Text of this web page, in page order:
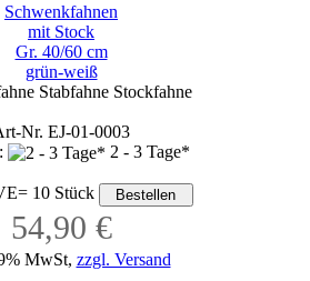
Schwenkfahnen
mit Stock
Gr. 40/60 cm
grün-weiß
Stabfahne Stockfahne
Nr. EJ-01-0003
2 - 3 Tage*
10 Stück
54,90 €
MwSt, zzgl. Versand